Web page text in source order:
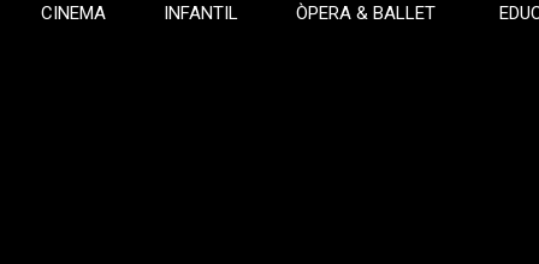
CINEMA
INFANTIL
ÒPERA & BALLET